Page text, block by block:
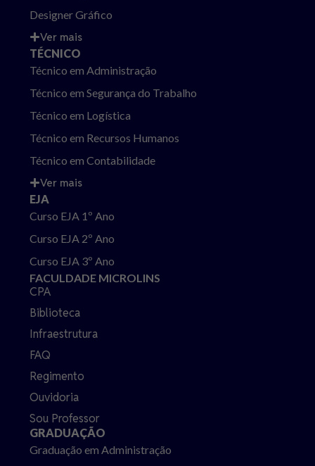
Designer Gráfico
Ver mais
TÉCNICO
Técnico em Administração
Técnico em Segurança do Trabalho
Técnico em Logística
Técnico em Recursos Humanos
Técnico em Contabilidade
Ver mais
EJA
Curso EJA 1º Ano
Curso EJA 2º Ano
Curso EJA 3º Ano
FACULDADE MICROLINS
CPA
Biblioteca
Infraestrutura
FAQ
Regimento
Ouvidoria
Sou Professor
GRADUAÇÃO
Graduação em Administração